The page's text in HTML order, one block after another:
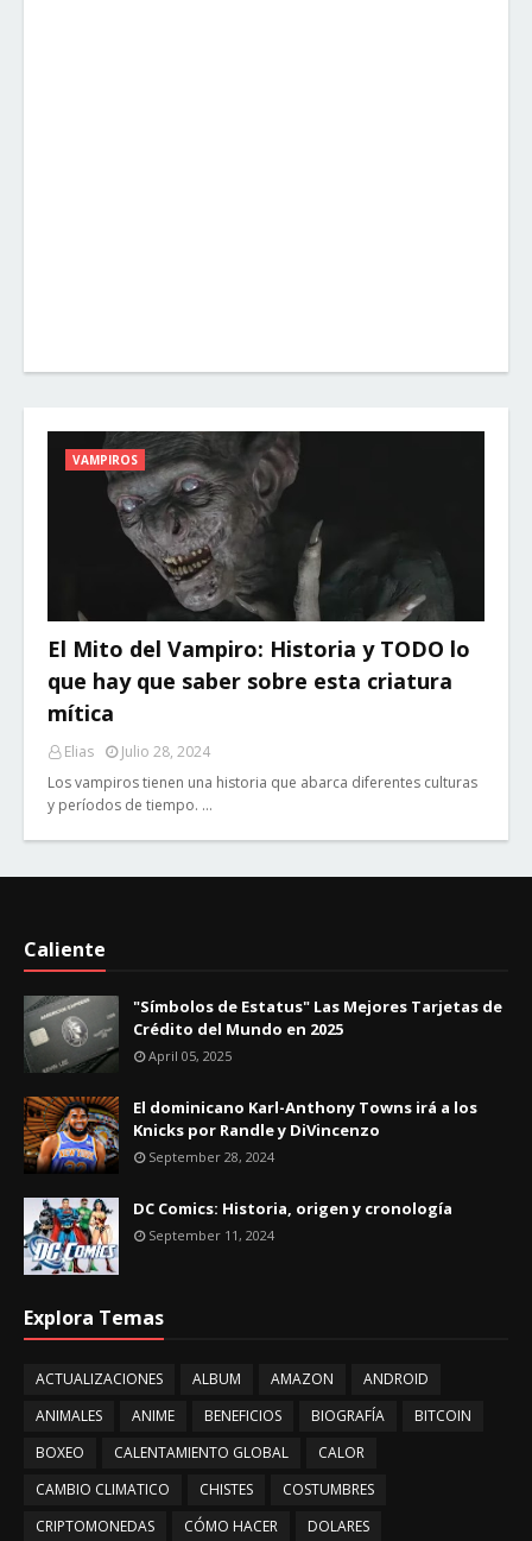
VAMPIROS
El Mito del Vampiro: Historia y TODO lo
que hay que saber sobre esta criatura
mítica
Elias
Julio 28, 2024
Los vampiros tienen una historia que abarca diferentes culturas
y períodos de tiempo. …
Caliente
"Símbolos de Estatus" Las Mejores Tarjetas de
Crédito del Mundo en 2025
April 05, 2025
El dominicano Karl-Anthony Towns irá a los
Knicks por Randle y DiVincenzo
September 28, 2024
DC Comics: Historia, origen y cronología
September 11, 2024
Explora Temas
ACTUALIZACIONES ALBUM AMAZON
ANDROID
ANIMALES
ANIME BENEFICIOS BIOGRAFÍA
BITCOIN
BOXEO
CALENTAMIENTO GLOBAL
CALOR
CAMBIO CLIMATICO
CHISTES
COSTUMBRES
CRIPTOMONEDAS
CÓMO HACER DOLARES